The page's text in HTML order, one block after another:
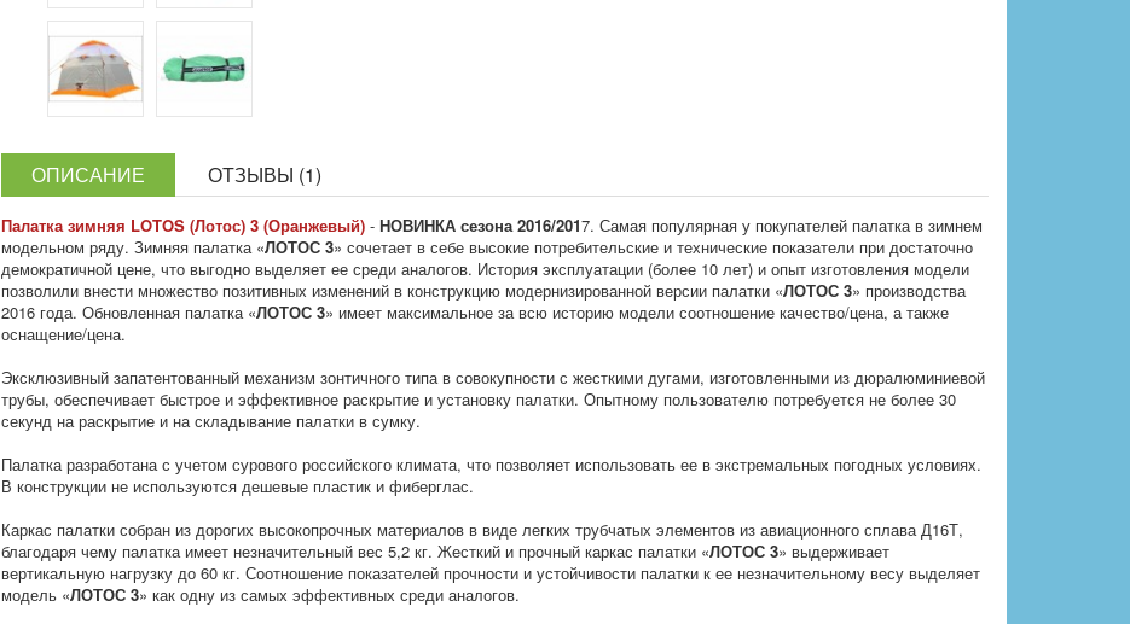
ОПИСАНИЕ ОТЗЫВЫ (1)
Палатка зимняя LOTOS (Лотос) 3(Оранжевый)- НОВИНКА сезона 2016/2017. Самая популярная у покупателей палатка в зимнем
модельном ряду. Зимняя палатка «ЛОТОС 3» сочетает в себе высокие потребительские и технические показатели при достаточно
демократичной цене, что выгодно выделяет ее среди аналогов. История эксплуатации (более 10 лет) и опыт изготовления модели
позволили внести множество позитивных изменений в конструкцию модернизированной версии палатки «ЛОТОС 3» производства
2016 года. Обновленная палатка «ЛОТОС 3» имеет максимальное за всю историю модели соотношение качество/цена, а также
оснащение/цена.
Эксклюзивный запатентованный механизм зонтичного типа в совокупности с жесткими дугами, изготовленными из дюралюминиевой
трубы, обеспечивает быстрое и эффективное раскрытие и установку палатки. Опытному пользователю потребуется не более 30
секунд на раскрытие и на складывание палатки в сумку.
Палатка разработана с учетом сурового российского климата, что позволяет использовать ее в экстремальных погодных условиях.
В конструкции не используются дешевые пластик и фиберглас.
Каркас палатки собран из дорогих высокопрочных материалов в виде легких трубчатых элементов из авиационного сплава Д16Т,
благодаря чему палатка имеет незначительный вес 5,2 кг. Жесткий и прочный каркас палатки «ЛОТОС 3» выдерживает
вертикальную нагрузку до 60 кг. Соотношение показателей прочности и устойчивости палатки к ее незначительному весу выделяет
модель «ЛОТОС 3» как одну из самых эффективных среди аналогов.